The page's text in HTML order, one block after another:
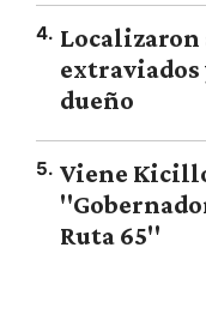
4. Localizaron
dueño
5. Viene
Ruta 65"